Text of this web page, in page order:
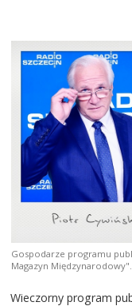
Gospodarze programu
Magazyn Międzynarodowy".
Wieczorny program